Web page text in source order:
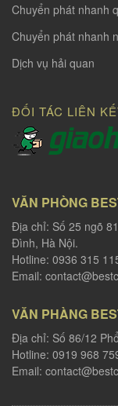
Chuyển phát nhanh
Chuyển phát nhanh
Dịch vụ hải quan
ĐỐI TÁC LIÊN
VĂN PHÒNG
Địa chỉ: Số 25 ngõ
Đình, Hà Nội.
Hotline: 0936 315
Email:
VĂN PHÀNG
Địa chỉ: Số 86/12
Hotline: 0919 968
Email: